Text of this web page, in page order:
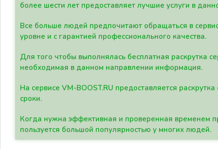
более шести лет предоставляет лучшие услуги в
Все больше людей предпочитают обращаться в
уровне и с гарантией профессионального качества.
Для того чтобы выполнялась бесплатная раскрутка
необходимая в данном направлении информация.
На сервисе VM-BOOST.RU предоставляется
сроки.
Когда нужна эффективная и проверенная временем
пользуется большой популярностью у многих людей.